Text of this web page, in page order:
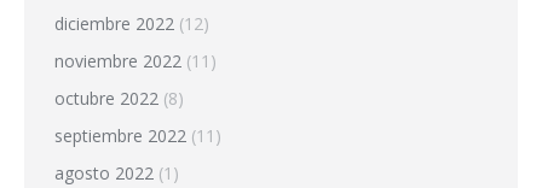
diciembre 2022 (12)
noviembre 2022 (11)
octubre 2022 (8)
septiembre 2022 (11)
agosto 2022 (1)